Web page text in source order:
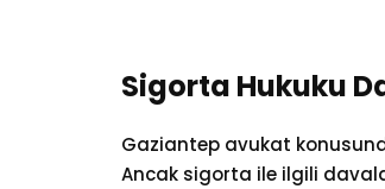
Sigorta Hukuku
Gaziantep avukat
Ancak sigorta ile ilgili